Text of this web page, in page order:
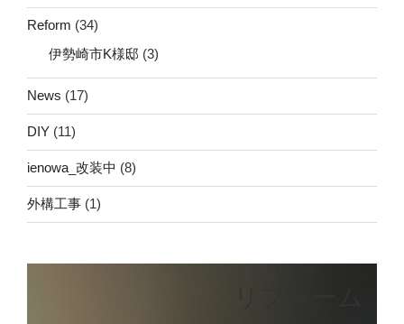
Reform (34)
伊勢崎市K様邸 (3)
News (17)
DIY (11)
ienowa_改装中 (8)
外構工事 (1)